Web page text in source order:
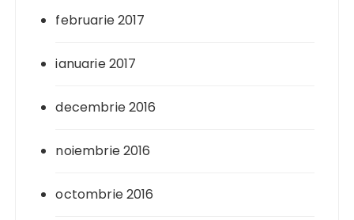
februarie 2017
ianuarie 2017
decembrie 2016
noiembrie 2016
octombrie 2016